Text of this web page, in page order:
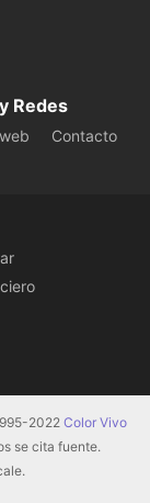
Redes
Contacto
2022 Color Vivo
se cita fuente.